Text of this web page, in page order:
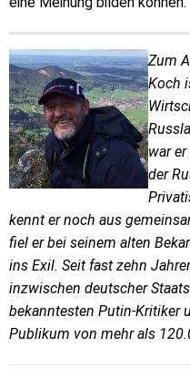
Zum
Koch
war
der
kennt er noch aus
fiel er bei seinem alten
ins Exil. Seit fast zehn
inzwischen deutscher
bekanntesten Putin-Kritiker
Publikum von mehr als